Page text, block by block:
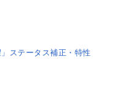
ステータス補正・特性